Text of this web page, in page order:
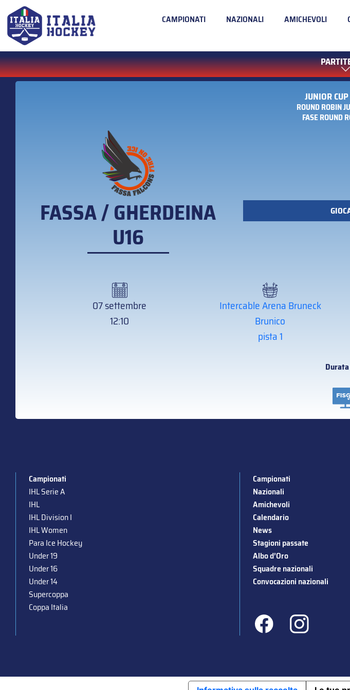
CAMPIONATI NAZIONALI AMICHEVOLI
JUNIOR
ROUND ROBIN
FASE ROUND
FASSA / GHERDEINA
U16
07 settembre
12:10
Intercable Arena Bruneck
Brunico
pista 1
Durata
Campionati
IHL Serie A
IHL
IHL Division I
IHL Women
Para Ice Hockey
Under 19
Under 16
Under 14
Supercoppa
Coppa Italia
Campionati
Nazionali
Amichevoli
Calendario
News
Stagioni passate
Albo d’Oro
Squadre nazionali
Convocazioni nazionali